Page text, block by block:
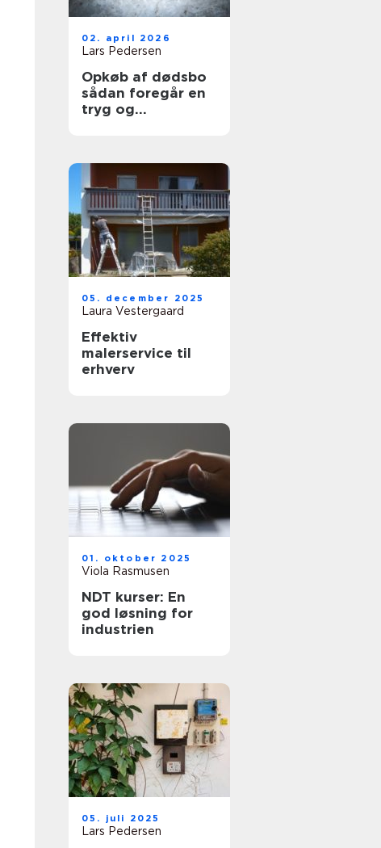
02. april 2026
Lars Pedersen
Opkøb af dødsbo
sådan foregår en
tryg og
05. december 2025
Laura Vestergaard
Effektiv
malerservice til
erhverv
01. oktober 2025
Viola Rasmusen
NDT kurser: En
god løsning for
industrien
05. juli 2025
Lars Pedersen